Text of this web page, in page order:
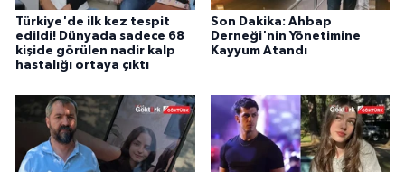
Türkiye'de ilk kez tespit
edildi! Dünyada sadece 68
kişide görülen nadir kalp
hastalığı ortaya çıktı
Son Dakika: Ahbap
Derneği'nin Yönetimine
Kayyum Atandı